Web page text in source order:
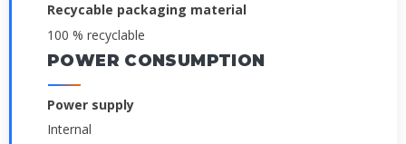
Recycable packaging material
100 % recyclable
POWER CONSUMPTION
Power supply
Internal